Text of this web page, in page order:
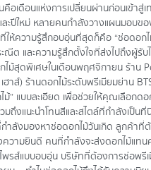
อเดือนแห่งการเปลี่ยนผ่านก่อนเข้าสู่
ะปีใหม่ หลายคนกำลังวางแผนมอบข
ให้ความรู้สึกอบอุ่นที่สุดก็คือ “ช่อดอก
ณีต และความรู้สึกตั้งใจที่ส่งไปถึงผู้รับ
ม้สุดพิเศษในเดือนพฤศจิกายน ร้าน
าส์) ร้านดอกไม้ระดับพรีเมียมย่าน
” แบบละเอียด เพื่อช่วยให้คุณเลือกดอ
มถึงแนะนำโทนสีและสไตล์ที่กำลังเป็น
กำลังมองหาช่อดอกไม้วันเกิด ลูกค้าที่
ความยินดี คนที่กำลังจะส่งดอกไม้แท
พรส์แบบอบอุ่น บริษัทที่ต้องการช่อพรี